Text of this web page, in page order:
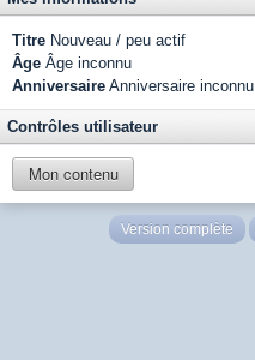
Titre Nouveau / peu actif
Âge Âge inconnu
Anniversaire Anniversaire inconnu
Contrôles utilisateur
Mon contenu
Version complète